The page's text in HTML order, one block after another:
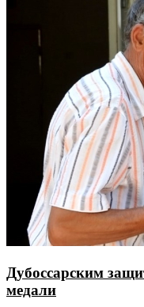
Дубоссарским
медали